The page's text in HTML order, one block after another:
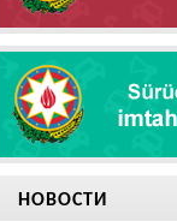
НОВОСТИ